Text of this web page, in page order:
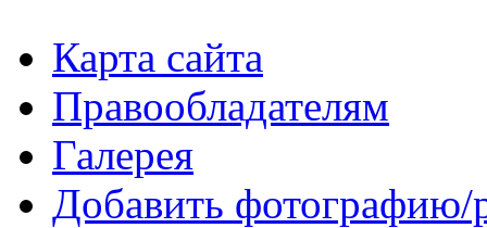
Карта сайта
Правообладателям
Галерея
Добавить фотографию/